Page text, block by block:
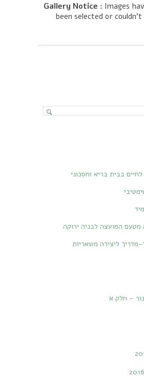
Gallery Notice : Images
been selected or
בבית בריא וחסכוני
מטעם המועצה לבניה ירוקה
ליצירה משאריות
– חלק א